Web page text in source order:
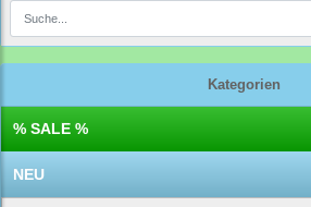
Kategorien
% SALE %
NEU